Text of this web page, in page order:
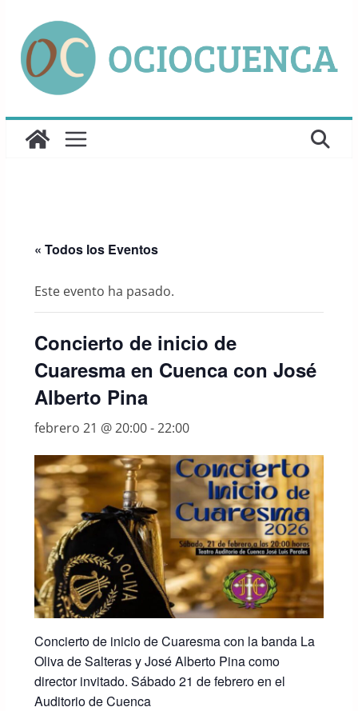
contenido
« Todos los Eventos
Este evento ha pasado.
Concierto de inicio de
Cuaresma en Cuenca con José
Alberto Pina
febrero 21 @ 20:00-22:00
Concierto de inicio de Cuaresma con la banda La
Oliva de Salteras y José Alberto Pina como
director invitado. Sábado 21 de febrero en el
Auditorio de Cuenca